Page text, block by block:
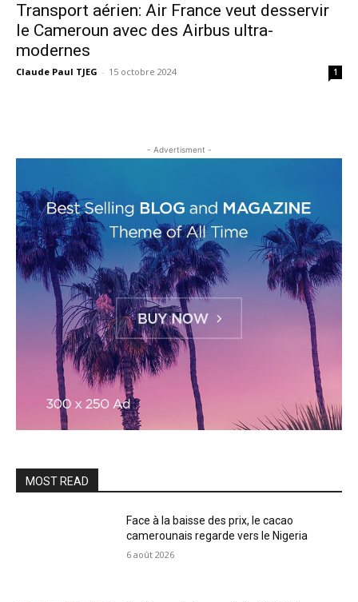
Transport aérien: Air France veut desservir
le Cameroun avec des Airbus ultra-
modernes
Claude Paul TJEG - 15 octobre 2024 1
- Advertisment -
MOST READ
Face à la baisse des prix, le cacao
camerounais regarde vers le Nigeria
6 août 2026